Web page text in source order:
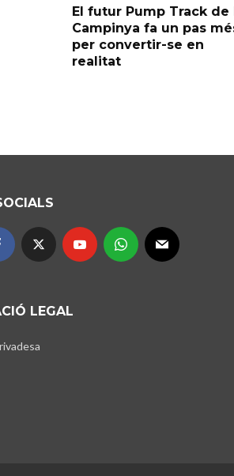
El futur Pump Track de
Campinya fa un pas
per convertir-se en
realitat
LEGAL